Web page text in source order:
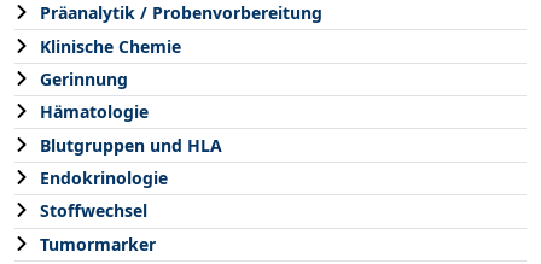
Präanalytik / Probenvorbereitung
Klinische Chemie
Gerinnung
Hämatologie
Blutgruppen und HLA
Endokrinologie
Stoffwechsel
Tumormarker